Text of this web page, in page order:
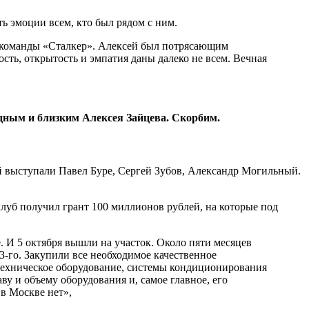
эмоции всем, кто был рядом с ним.
команды «Сталкер». Алексей был потрясающим
открытость и эмпатия даны далеко не всем. Вечная
и близким Алексея Зайцева. Скорбим.
Павел Буре, Сергей Зубов, Александр Могильный.
получил грант 100 миллионов рублей, на которые под
И 5 октября вышли на участок. Около пяти месяцев
го. Закупили все необходимое качественное
оборудование, системы кондиционирования
и объему оборудования и, самое главное, его
Москве нет»,